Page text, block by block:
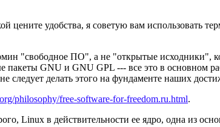
цените удобства, я советую вам использовать
"свободное ПО", а не "открытые исходники",
пакеты GNU и GNU GPL --- все это в
следует делать этого на фундаменте наших
philosophy/free-software-for-freedom.ru.html.
Linux в действительности ее ядро, одна из